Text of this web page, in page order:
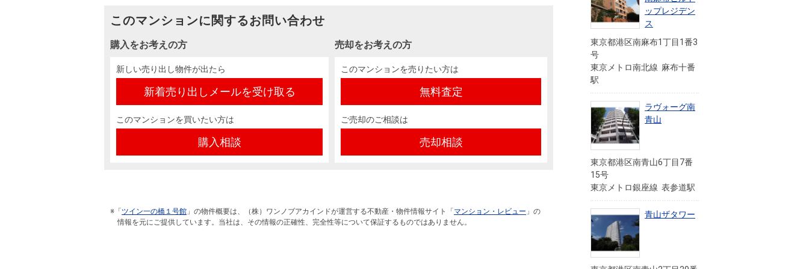
このマンションに関するお問い合わせ
購入をお考えの方
新しい売り出し物件が出たら
新着売り出しメールを受け取る
このマンションを買いたい方は
購入相談
売却をお考えの方
このマンションを売りたい方は
無料査定
ご売却のご相談は
売却相談
※「 ツイン一の橋１号館 」の物件概要は、（株）ワンノブアカインドが運営する不動産・物件情報サイト「 マンション・レビュー 」の
情報を元にご提供しています。当社は、その情報の正確性、完全性等について保証するものではありません。
ップレジデン
ス
東京都港区南麻布1丁目1番3
号
東京メトロ南北線 麻布十番
駅
ラヴォーグ南
青山
東京都港区南青山6丁目7番
15号
東京メトロ銀座線 表参道駅
青山ザタワー